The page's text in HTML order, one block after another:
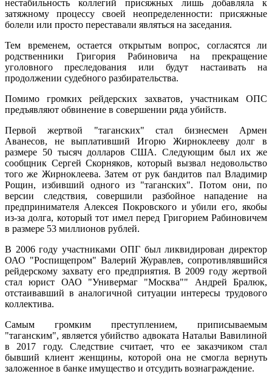
нестабильность коллегий присяжных лишь добавляла к
затяжному процессу своей неопределенности: присяжные
болели или просто переставали являться на заседания.
Тем временем, остается открытым вопрос, согласятся ли
родственники Григория Рабиновича на прекращение
уголовного преследования или будут настаивать на
продолжении судебного разбирательства.
Помимо громких рейдерских захватов, участникам ОПС
предъявляют обвинение в совершении ряда убийств.
Первой жертвой "таганских" стал бизнесмен Армен
Аванесов, не выплативший Игорю Жирноклееву долг в
размере 50 тысяч долларов США. Следующим был их же
сообщник Сергей Скорняков, который вызвал недовольство
того же Жирноклеева. Затем от рук бандитов пал Владимир
Рощин, избивший одного из "таганских". Потом они, по
версии следствия, совершили разбойное нападение на
предпринимателя Алексея Покровского и убили его, якобы
из-за долга, который тот имел перед Григорием Рабиновичем
в размере 53 миллионов рублей.
В 2006 году участниками ОПГ был ликвидирован директор
ОАО "Роспищепром" Валерий Журавлев, сопротивлявшийся
рейдерскому захвату его предприятия. В 2009 году жертвой
стал юрист ОАО "Универмаг "Москва"" Андрей Бралюк,
отстаивавший в аналогичной ситуации интересы трудового
коллектива.
Самым громким преступлением, приписываемым
"таганским", является убийство адвоката Натальи Вавилиной
в 2017 году. Следствие считает, что ее заказчиком стал
бывший клиент женщины, которой она не смогла вернуть
заложенное в банке имущество и отсудить вознаграждение.